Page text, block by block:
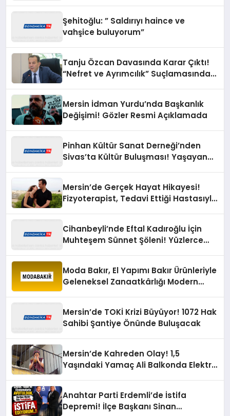
Şehitoğlu: ” Saldırıyı haince ve
vahşice buluyorum”
Tanju Özcan Davasında Karar Çıktı!
“Nefret ve Ayrımcılık” Suçlamasından
Mersin İdman Yurdu’nda Başkanlık
Değişimi! Gözler Resmi Açıklamada
Pinhan Kültür Sanat Derneği’nden
Sivas’ta Kültür Buluşması! Yaşayan
Mersin’de Gerçek Hayat Hikayesi!
Fizyoterapist, Tedavi Ettiği Hastasıyla
Cihanbeyli’nde Eftal Kadıroğlu İçin
Muhteşem Sünnet Şöleni! Yüzlerce
Moda Bakır, El Yapımı Bakır Ürünleriyle
Geleneksel Zanaatkârlığı Modern
Mersin’de TOKİ Krizi Büyüyor! 1072 Hak
Sahibi Şantiye Önünde Buluşacak
Mersin’de Kahreden Olay! 1,5
Yaşındaki Yamaç Ali Balkonda Elektrik
Anahtar Parti Erdemli’de İstifa
Depremi! İlçe Başkanı Sinan